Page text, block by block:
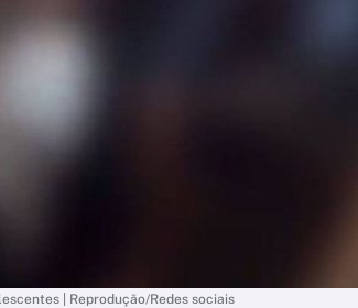
| Reprodução/Redes sociais